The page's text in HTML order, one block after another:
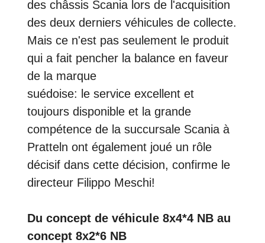
des châssis Scania lors de l'acquisition
des deux derniers véhicules de collecte.
Mais ce n'est pas seulement le produit
qui a fait pencher la balance en faveur
de la marque
suédoise: le service excellent et
toujours disponible et la grande
compétence de la succursale Scania à
Pratteln ont également joué un rôle
décisif dans cette décision, confirme le
directeur Filippo Meschi!
Du concept de véhicule 8x4*4 NB au
concept 8x2*6 NB